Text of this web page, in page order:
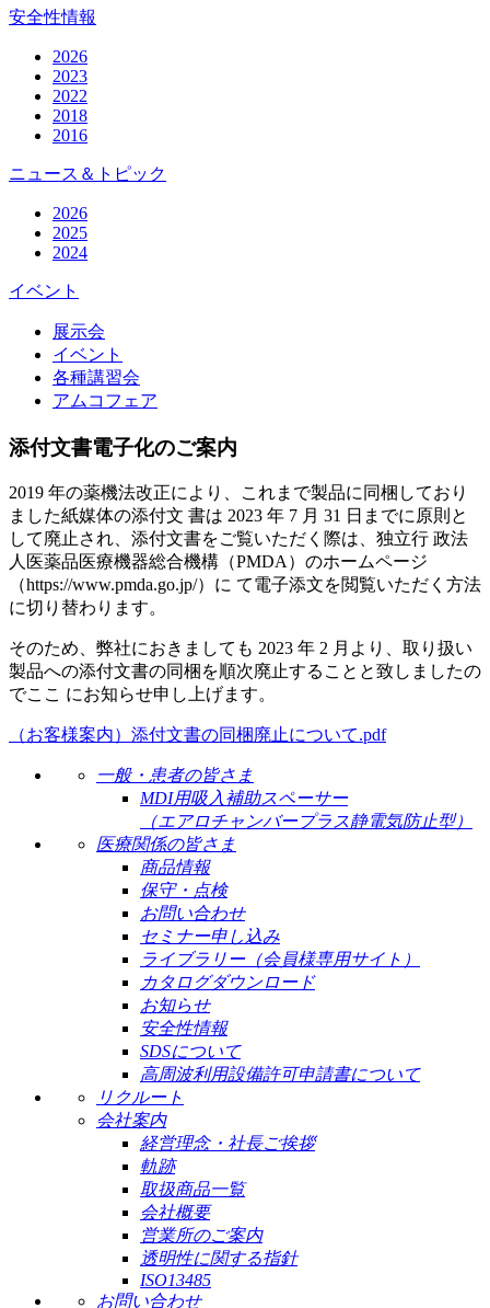
安全性情報
2026
2023
2022
2018
2016
ニュース＆トピック
2026
2025
2024
イベント
展示会
イベント
各種講習会
アムコフェア
添付文書電子化のご案内
2019 年の薬機法改正により、これまで製品に同梱しており
ました紙媒体の添付文 書は 2023 年 7 月 31 日までに原則と
して廃止され、添付文書をご覧いただく際は、独立行 政法
人医薬品医療機器総合機構（PMDA）のホームページ
（https://www.pmda.go.jp/）に て電子添文を閲覧いただく方法
に切り替わります。
そのため、弊社におきましても 2023 年 2 月より、取り扱い
製品への添付文書の同梱を順次廃止することと致しましたの
でここ にお知らせ申し上げます。
（お客様案内）添付文書の同梱廃止について.pdf
一般・患者の皆さま
MDI用吸入補助スペーサー
（エアロチャンバープラス静電気防止型）
医療関係の皆さま
商品情報
保守・点検
お問い合わせ
セミナー申し込み
ライブラリー（会員様専用サイト）
カタログダウンロード
お知らせ
安全性情報
SDSについて
高周波利用設備許可申請書について
リクルート
会社案内
経営理念・社長ご挨拶
軌跡
取扱商品一覧
会社概要
営業所のご案内
透明性に関する指針
ISO13485
お問い合わせ